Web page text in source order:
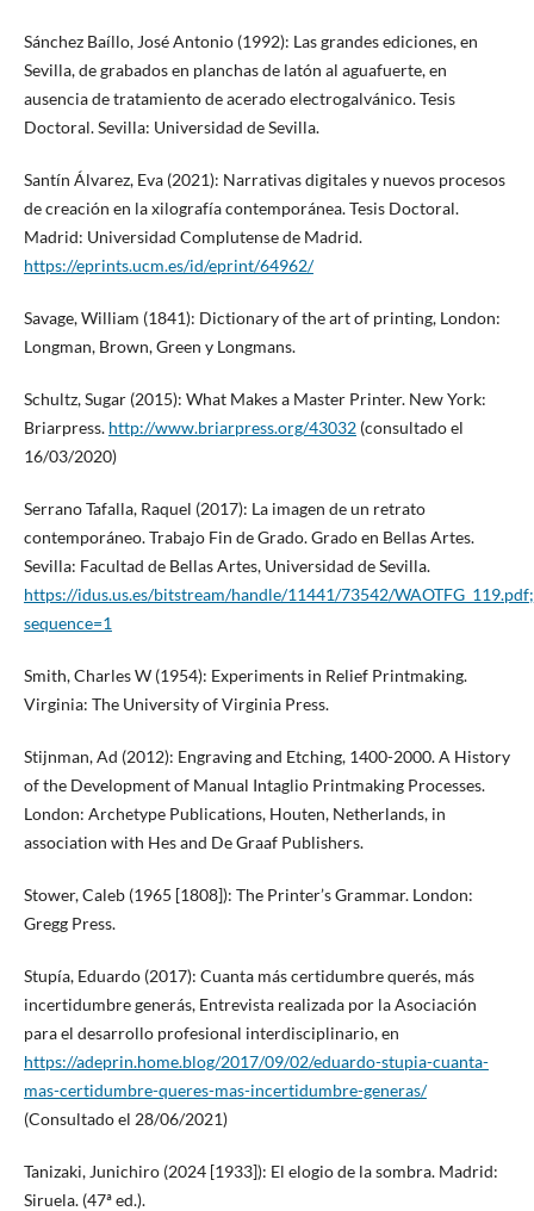
Sánchez Baíllo, José Antonio (1992): Las grandes ediciones, en
Sevilla, de grabados en planchas de latón al aguafuerte, en
ausencia de tratamiento de acerado electrogalvánico. Tesis
Doctoral. Sevilla: Universidad de Sevilla.
Santín Álvarez, Eva (2021): Narrativas digitales y nuevos procesos
de creación en la xilografía contemporánea. Tesis Doctoral.
Madrid: Universidad Complutense de Madrid.
https://eprints.ucm.es/id/eprint/64962/
Savage, William (1841): Dictionary of the art of printing, London:
Longman, Brown, Green y Longmans.
Schultz, Sugar (2015): What Makes a Master Printer. New York:
Briarpress. http://www.briarpress.org/43032(consultado el
16/03/2020)
Serrano Tafalla, Raquel (2017): La imagen de un retrato
contemporáneo. Trabajo Fin de Grado. Grado en Bellas Artes.
Sevilla: Facultad de Bellas Artes, Universidad de Sevilla.
https://idus.us.es/bitstream/handle/11441/73542/
sequence=1
Smith, Charles W (1954): Experiments in Relief Printmaking.
Virginia: The University of Virginia Press.
Stijnman, Ad (2012): Engraving and Etching, 1400-2000. A History
of the Development of Manual Intaglio Printmaking Processes.
London: Archetype Publications, Houten, Netherlands, in
association with Hes and De Graaf Publishers.
Stower, Caleb (1965 [1808]): The Printer’s Grammar. London:
Gregg Press.
Stupía, Eduardo (2017): Cuanta más certidumbre querés, más
incertidumbre generás, Entrevista realizada por la Asociación
para el desarrollo profesional interdisciplinario, en
https://adeprin.home.blog/2017/09/02/eduardo-stupia-cuanta-
mas-certidumbre-queres-mas-incertidumbre-generas/
(Consultado el 28/06/2021)
Tanizaki, Junichiro (2024 [1933]): El elogio de la sombra. Madrid:
Siruela. (47ª ed.).